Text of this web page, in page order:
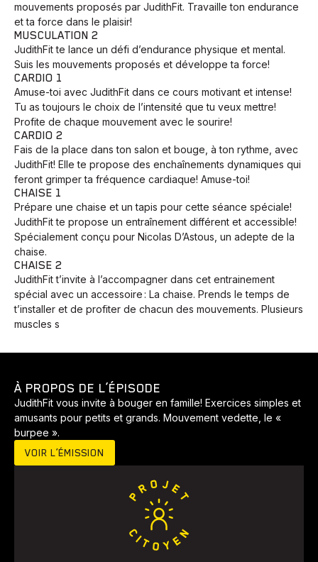
Animaux Avenir
mouvements proposés par JudithFit. Travaille ton endurance
et ta force dans le plaisir!
MUSCULATION 2
JudithFit te lance un défi d’endurance physique et mental.
Suis les mouvements proposés et développe ta force!
CARDIO 1
Amuse-toi avec JudithFit dans ce cours motivant et intense!
Tu as toujours le choix de l’intensité que tu veux mettre!
Profite de chaque mouvement avec le sourire!
CARDIO 2
Fais de la place dans ton salon et bouge, à ton rythme, avec
JudithFit! Elle te propose des enchaînements dynamiques qui
feront grimper ta fréquence cardiaque! Amuse-toi!
CHAISE 1
Prépare une chaise et un tapis pour cette séance spéciale!
JudithFit te propose un entraînement différent et accessible!
Spécialement conçu pour Nicolas D’Astous, un adepte de la
chaise.
CHAISE 2
JudithFit t’invite à l’accompagner dans cet entrainement
spécial avec un accessoire : La chaise. Prends le temps de
t’installer et de profiter de chacun des mouvements. Plusieurs
muscles s
À PROPOS DE L’ÉPISODE
JudithFit vous invite à bouger en famille! Exercices simples et
amusants pour petits et grands. Mouvement vedette, le «
burpee ».
VOIR L’ÉMISSION